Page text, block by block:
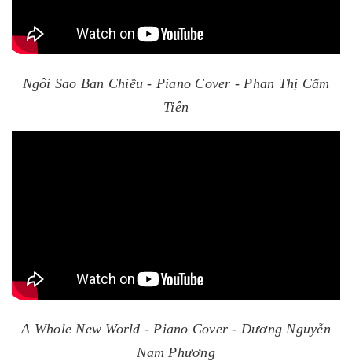
Ngôi Sao Ban Chiều - Piano Cover - Phan Thị Cẩm
Tiên
A Whole New World - Piano Cover - Dương Nguyễn
Nam Phương